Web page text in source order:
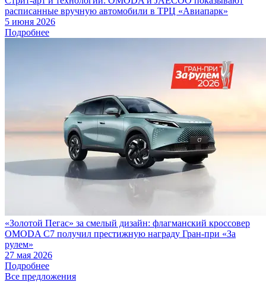
расписанные вручную автомобили в ТРЦ «Авиапарк»
5 июня 2026
Подробнее
«Золотой Пегас» за смелый дизайн: флагманский кроссовер
OMODA C7 получил престижную награду Гран-при «За
рулем»
27 мая 2026
Подробнее
Все предложения